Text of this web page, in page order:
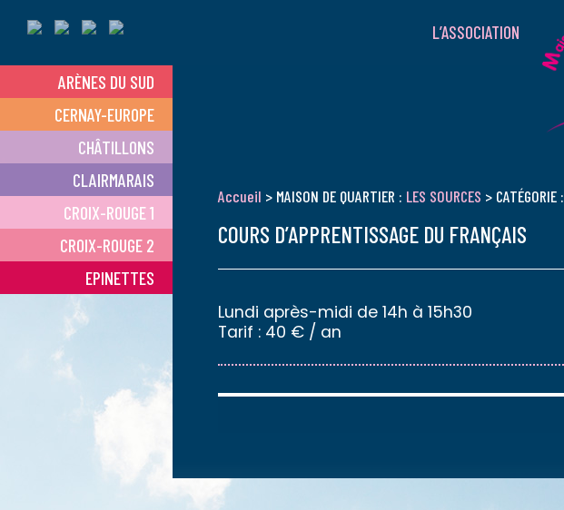
L’ASSOCIATION
ARÈNES DU SUD
CERNAY-EUROPE
CHÂTILLONS
CLAIRMARAIS
CROIX-ROUGE 1
CROIX-ROUGE 2
EPINETTES
Accueil > MAISON DE QUARTIER : LES SOURCES > CATÉGORIE :
COURS D’APPRENTISSAGE DU FRANÇAIS
Lundi après-midi de 14h à 15h30
Tarif : 40 € / an